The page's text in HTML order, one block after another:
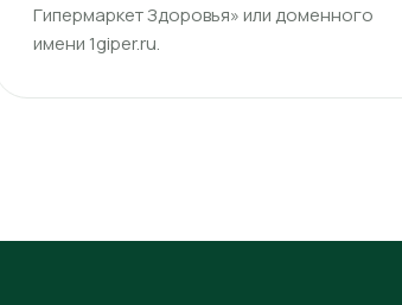
Гипермаркет Здоровья» или доменного
имени 1giper.ru.